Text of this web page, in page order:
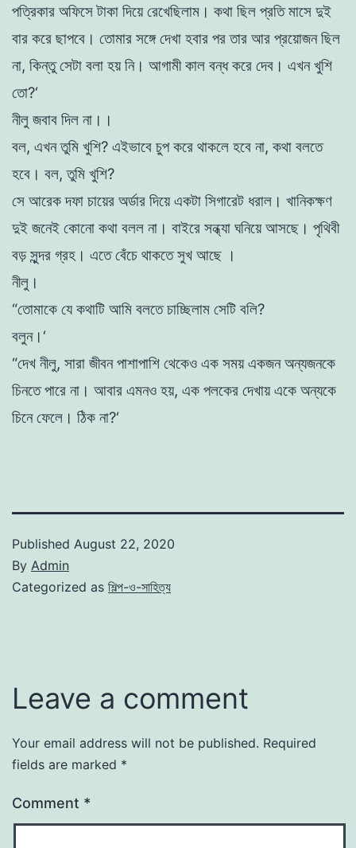
পত্রিকার অফিসেটাকা দিয়েরেখেছিলাম । কথা ছিল প্রতিমাসে দুই
বার করে ছাপবে । তােমার সঙ্গেদেখা হবার পরতার আর প্রয়ােজনছিল
না, কিন্তুসেটা বলা হয়নি। আগামীকাল বন্ধকরে দেব । এখনখুশি
তাে?‘
নীলু জবাব দিল না । ।
বল, এখনতুমি খুশি? এইভাবে চুপকরে থাকলে হবে না, কথা বলতে
হবে। বল,তুমি খুশি?
সে আরেকদফা চায়ের অর্ডার দিয়েএকটা সিগারেট ধরাল । খানিকক্ষণ
দুই জনেই কোনাে কথা বলল না । বাইরে সন্ধ্যা ঘনিয়েআসছে । পৃথিবী
বড়সুন্দর গ্রহ । এতেবেঁচে থাকতেসুখ আছে ।
নীলু ।
“তােমাকে যেকথাটি আমি বলতেচাচ্ছিলাম সেটি বলি?
বলুন। ‘
“দেখ নীলু, সারা জীবনপাশাপাশি থেকেও এক সময়একজনঅন্যজনকে
চিনতেপারে না । আবার এমনও হয়, এক পলকের দেখায়একে অন্যকে
চিনেফেলে । ঠিক না?‘
Published August 22, 2020
By Admin
Categorized as শিল্প-ও-সাহিত্য
Leave a comment
Your email address will not be published. Required
fields are marked *
Comment *